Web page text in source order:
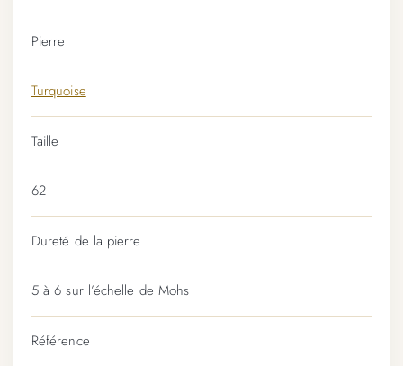
Pierre
Turquoise
Taille
62
Dureté de la pierre
5 à 6 sur l’échelle de Mohs
Référence